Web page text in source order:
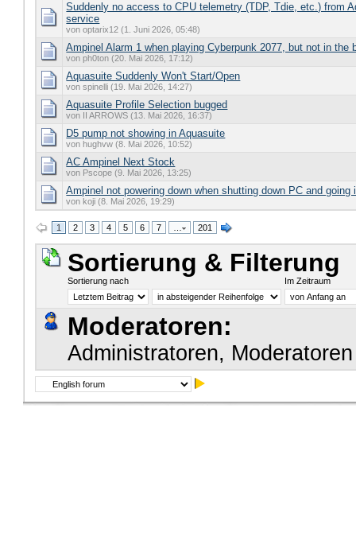
Suddenly no access to CPU telemetry (TDP, Tdie, etc.) from
service
von optarix12 (1. Juni 2026, 05:48)
Ampinel Alarm 1 when playing Cyberpunk 2077, but not in the
von ph0ton (20. Mai 2026, 17:12)
Aquasuite Suddenly Won't Start/Open
von spinelli (19. Mai 2026, 14:27)
Aquasuite Profile Selection bugged
von II ARROWS (13. Mai 2026, 16:37)
D5 pump not showing in Aquasuite
von hughvw (8. Mai 2026, 10:52)
AC Ampinel Next Stock
von Pscope (9. Mai 2026, 13:25)
Ampinel not powering down when shutting down PC and going
von koji (8. Mai 2026, 19:29)
1 2 3 4 5 6 7 … 201
Sortierung & Filterung
Sortierung nach Im Zeitraum
Moderatoren:
Administratoren, Moderatoren